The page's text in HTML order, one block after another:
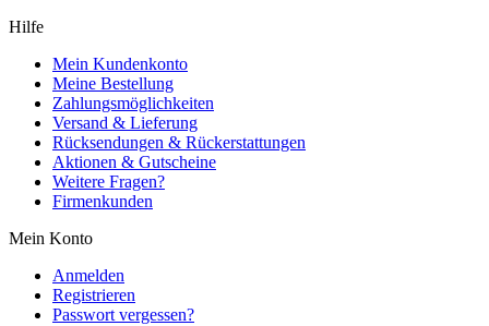
Hilfe
Mein Kundenkonto
Meine Bestellung
Zahlungsmöglichkeiten
Versand & Lieferung
Rücksendungen & Rückerstattungen
Aktionen & Gutscheine
Weitere Fragen?
Firmenkunden
Mein Konto
Anmelden
Registrieren
Passwort vergessen?